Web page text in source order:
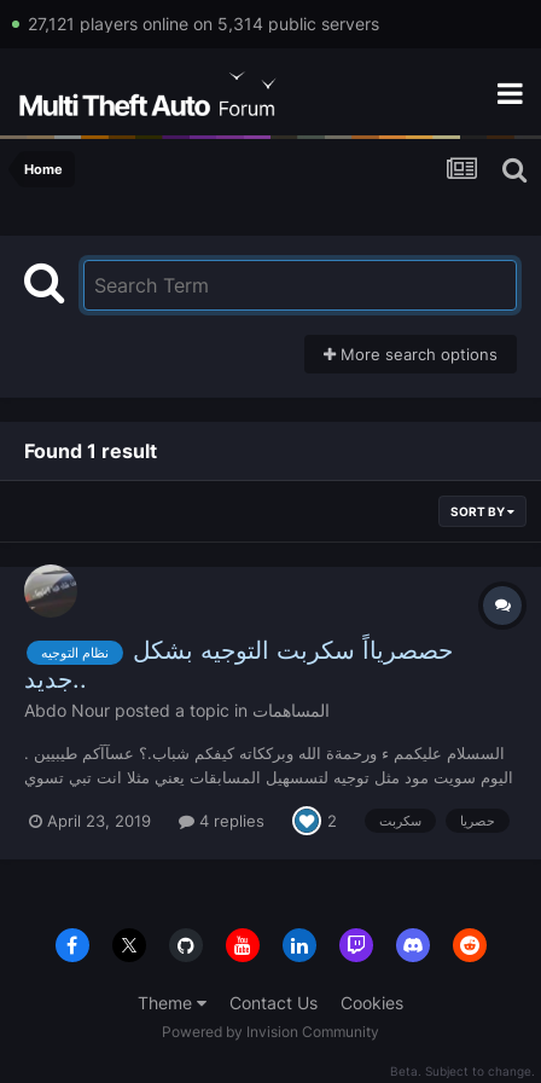
27,121 players online on 5,314 public servers
Home
More search options
Found 1 result
SORT BY
نظام التوجيه
حصصريااً سكربت التوجيه بشكل
جديد..
Abdo Nour posted a topic in المساهمات
السسلام عليكمم ء ورحمةة الله وبرككاته كيفكم شباب.؟ عسآآكم طيبيين .
اليوم سويت مود مثل توجيه لتسسهيل المسابقات يعني مثلا انت تبي تسوي
يكتب اسم التوجيه بف8 ينتقل لمكان التوجيه مكان التوجيه = مكانك
April 23, 2019 4 replies 2 سكربت حصريا
Beta. Subject to change.
Theme Contact Us Cookies
Powered by Invision Community